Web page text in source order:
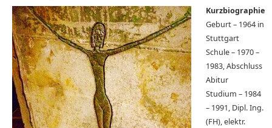
Kurzbiographie
Geburt – 1964 in
Stuttgart
Schule – 1970 –
1983, Abschluss
Abitur
Studium – 1984
– 1991, Dipl. Ing.
(FH), elektr.